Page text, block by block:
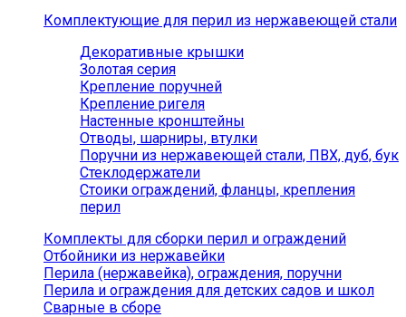
Комплектующие для перил из нержавеющей стали
Декоративные крышки
Золотая серия
Крепление поручней
Крепление ригеля
Настенные кронштейны
Отводы, шарниры, втулки
Поручни из нержавеющей стали, ПВХ, дуб, бук
Стеклодержатели
Стоики ограждений, фланцы, крепления
перил
Комплекты для сборки перил и ограждений
Отбойники из нержавейки
Перила (нержавейка), ограждения, поручни
Перила и ограждения для детских садов и школ
Сварные в сборе